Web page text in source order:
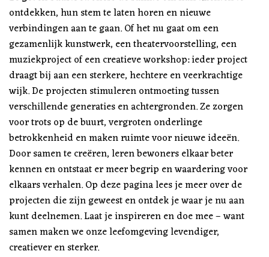
ontdekken, hun stem te laten horen en nieuwe
verbindingen aan te gaan. Of het nu gaat om een
gezamenlijk kunstwerk, een theatervoorstelling, een
muziekproject of een creatieve workshop: ieder project
draagt bij aan een sterkere, hechtere en veerkrachtige
wijk. De projecten stimuleren ontmoeting tussen
verschillende generaties en achtergronden. Ze zorgen
voor trots op de buurt, vergroten onderlinge
betrokkenheid en maken ruimte voor nieuwe ideeën.
Door samen te creëren, leren bewoners elkaar beter
kennen en ontstaat er meer begrip en waardering voor
elkaars verhalen. Op deze pagina lees je meer over de
projecten die zijn geweest en ontdek je waar je nu aan
kunt deelnemen. Laat je inspireren en doe mee – want
samen maken we onze leefomgeving levendiger,
creatiever en sterker.